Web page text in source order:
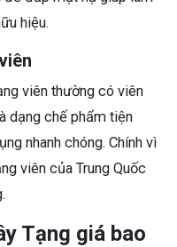
hiệu.
viên thường có viên
dạng chế phẩm tiện
nhanh chóng. Chính vì
viên của Trung Quốc
Tạng giá bao